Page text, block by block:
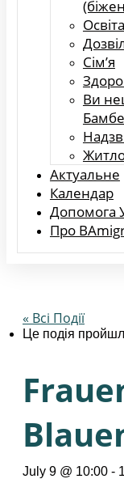
Сім’я
Ви
Актуальне
Календар
Допомога
Про
« Всі Події
Це подія
July 9 @ 10:00 -